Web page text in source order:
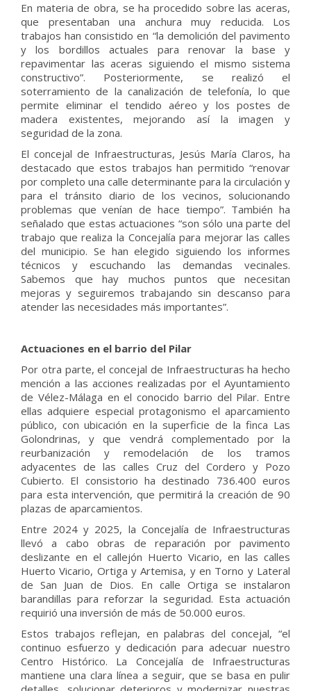
En materia de obra, se ha procedido sobre las aceras,
que presentaban una anchura muy reducida. Los
trabajos han consistido en “la demolición del pavimento
y los bordillos actuales para renovar la base y
repavimentar las aceras siguiendo el mismo sistema
constructivo”. Posteriormente, se realizó el
soterramiento de la canalización de telefonía, lo que
permite eliminar el tendido aéreo y los postes de
madera existentes, mejorando así la imagen y
seguridad de la zona.
El concejal de Infraestructuras, Jesús María Claros, ha
destacado que estos trabajos han permitido “renovar
por completo una calle determinante para la circulación y
para el tránsito diario de los vecinos, solucionando
problemas que venían de hace tiempo”. También ha
señalado que estas actuaciones “son sólo una parte del
trabajo que realiza la Concejalía para mejorar las calles
del municipio. Se han elegido siguiendo los informes
técnicos y escuchando las demandas vecinales.
Sabemos que hay muchos puntos que necesitan
mejoras y seguiremos trabajando sin descanso para
atender las necesidades más importantes”.
Actuaciones en el barrio del Pilar
Por otra parte, el concejal de Infraestructuras ha hecho
mención a las acciones realizadas por el Ayuntamiento
de Vélez-Málaga en el conocido barrio del Pilar. Entre
ellas adquiere especial protagonismo el aparcamiento
público, con ubicación en la superficie de la finca Las
Golondrinas, y que vendrá complementado por la
reurbanización y remodelación de los tramos
adyacentes de las calles Cruz del Cordero y Pozo
Cubierto. El consistorio ha destinado 736.400 euros
para esta intervención, que permitirá la creación de 90
plazas de aparcamientos.
Entre 2024 y 2025, la Concejalía de Infraestructuras
llevó a cabo obras de reparación por pavimento
deslizante en el callejón Huerto Vicario, en las calles
Huerto Vicario, Ortiga y Artemisa, y en Torno y Lateral
de San Juan de Dios. En calle Ortiga se instalaron
barandillas para reforzar la seguridad. Esta actuación
requirió una inversión de más de 50.000 euros.
Estos trabajos reflejan, en palabras del concejal, “el
continuo esfuerzo y dedicación para adecuar nuestro
Centro Histórico. La Concejalía de Infraestructuras
mantiene una clara línea a seguir, que se basa en pulir